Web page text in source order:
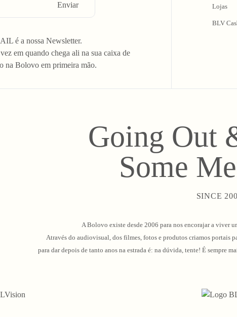
Enviar
é a nossa Newsletter.
em quando chega ali na sua caixa de
na Bolovo em primeira mão.
Lojas
BLV
Going Out
Some
SINCE
A Bolovo existe desde 2006 para nos encorajar a viver
Através do audiovisual, dos filmes, fotos e produtos criamos portais
para dar depois de tanto anos na estrada é: na dúvida, tente! É sempre